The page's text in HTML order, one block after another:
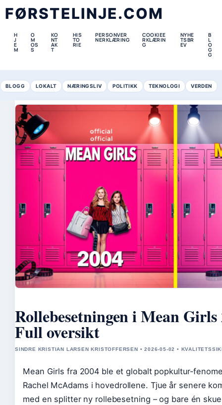
FØRSTELINJE.COM
H
J
E
M
O
M
OS
S
KO
NT
AK
T
HIS
TO
RIE
PERSONVER
NERKLÆRING
COOKIEE
RKLÆRIN
G
NYHE
TSBR
EV
B
L
O
G
G
BLOGG LOKALT NÆRINGSLIV POLITIKK TEKNOLOGI VERDEN
Rollebesetningen i Mean
Full oversikt
SINDRE KRISTIAN LARSEN KRISTOFFERSEN • 2026-05-02 •
Mean Girls fra 2004 ble et globalt popkultur-
Rachel McAdams i hovedrollene. Tjue år senere
med en splitter ny rollebesetning – og bare én